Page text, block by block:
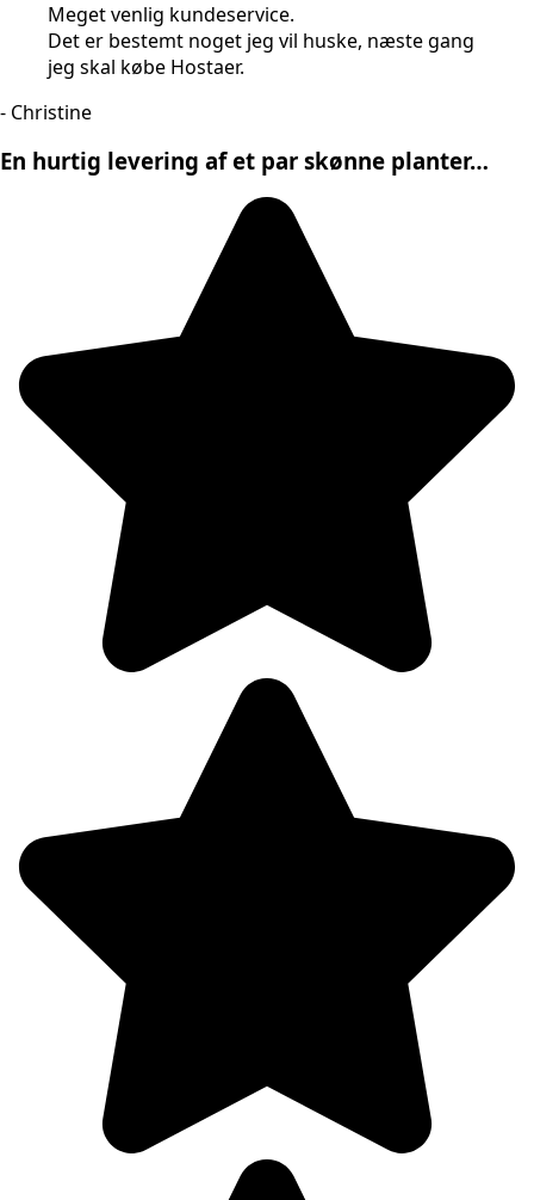
Meget venlig kundeservice.
Det er bestemt noget jeg vil huske, næste gang
jeg skal købe Hostaer.
- Christine
En hurtig levering af et par skønne planter…